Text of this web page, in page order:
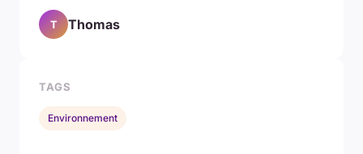
T Thomas
TAGS
Environnement